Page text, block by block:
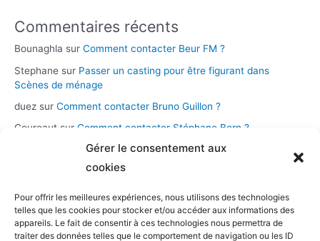
Gérer le consentement aux
cookies
Pour offrir les meilleures expériences, nous utilisons des technologies
telles que les cookies pour stocker et/ou accéder aux informations des
appareils. Le fait de consentir à ces technologies nous permettra de
traiter des données telles que le comportement de navigation ou les ID
Commentaires récents
Bounaghla sur Comment contacter Beur FM ?
Stephane sur Passer un casting pour être figurant dans
Scènes de ménage
duez sur Comment contacter Bruno Guillon ?
Coureaut sur Comment contacter Stéphane Bern ?
Comment contacter la chaîne Novo 19 ?
Catégories
Assistance et démarches